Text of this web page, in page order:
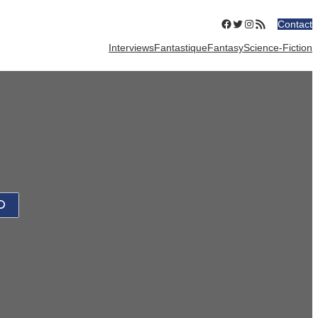
Facebook
Twitter
Instagram
Flux RSSContact
InterviewsFantastiqueFantasyScience-Fiction